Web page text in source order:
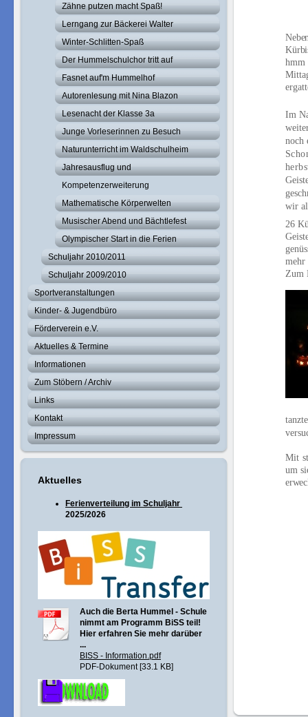
Zähne putzen macht Spaß!
Lerngang zur Bäckerei Walter
Winter-Schlitten-Spaß
Der Hummelschulchor tritt auf
Fasnet auf'm Hummelhof
Autorenlesung mit Nina Blazon
Lesenacht der Klasse 3a
Junge Vorleserinnen zu Besuch
Naturunterricht im Waldschulheim
Jahresausflug und
Kompetenzerweiterung
Mathematische Körperwelten
Musischer Abend und Bächtlefest
Olympischer Start in die Ferien
Schuljahr 2010/2011
Schuljahr 2009/2010
Sportveranstaltungen
Kinder- & Jugendbüro
Förderverein e.V.
Aktuelles & Termine
Informationen
Zum Stöbern / Archiv
Links
Kontakt
Impressum
Aktuelles
Ferienverteilung im Schuljahr
2025/2026
Auch die Berta Hummel - Schule
nimmt am Programm BiSS teil!
Hier erfahren Sie mehr darüber
...
BISS - Information.pdf
PDF-Dokument [33.1 KB]
hmm
Im
noch
wir
26
Zum
Mit
um